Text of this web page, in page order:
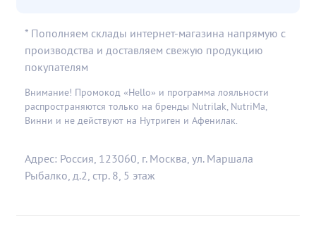
* Пополняем склады интернет-магазина напрямую с
производства и доставляем свежую продукцию
покупателям
Внимание! Промокод «Hello» и программа лояльности
распространяются только на бренды Nutrilak, NutriMa,
Винни и не действуют на Нутриген и Афенилак.
Адрес: Россия, 123060, г. Москва, ул. Маршала
Рыбалко, д.2, стр. 8, 5 этаж